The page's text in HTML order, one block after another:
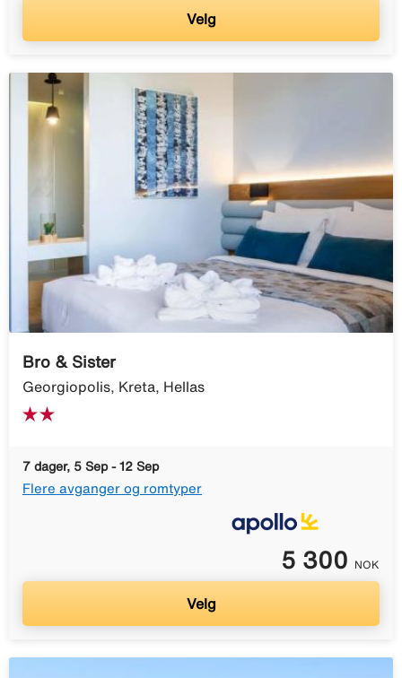
Velg
Bro & Sister
Georgiopolis, Kreta, Hellas
7 dager, 5 Sep - 12 Sep
Flere avganger og romtyper
5 300 NOK
Velg